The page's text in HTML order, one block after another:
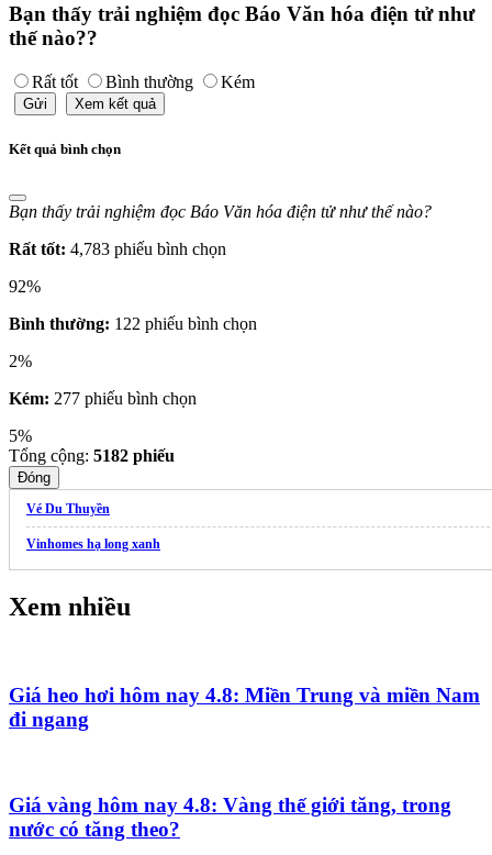
Bạn thấy trải nghiệm đọc Báo Văn hóa điện tử như
thế nào??
Rất tốt Bình thường Kém
Gửi Xem kết quả
Kết quả bình chọn
Bạn thấy trải nghiệm đọc Báo Văn hóa điện tử như thế nào?
Rất tốt: 4,783 phiếu bình chọn
92%
Bình thường: 122 phiếu bình chọn
2%
Kém: 277 phiếu bình chọn
5%
Tổng cộng: 5182 phiếu
Đóng
Vé Du Thuyền
Vinhomes hạ long xanh
Xem nhiều
Giá heo hơi hôm nay 4.8: Miền Trung và miền Nam
đi ngang
Giá vàng hôm nay 4.8: Vàng thế giới tăng, trong
nước có tăng theo?